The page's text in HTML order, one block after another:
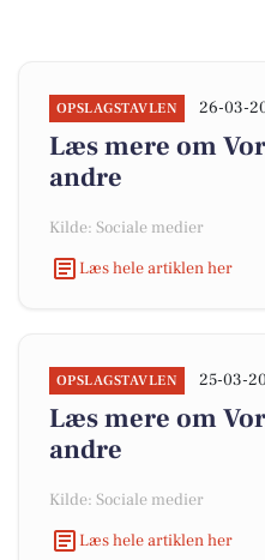
OPSLAGSTAVLEN 26-03-
Læs mere om
andre
Kilde: Sociale medier
Læs hele artiklen her
OPSLAGSTAVLEN 25-03-
Læs mere om
andre
Kilde: Sociale medier
Læs hele artiklen her